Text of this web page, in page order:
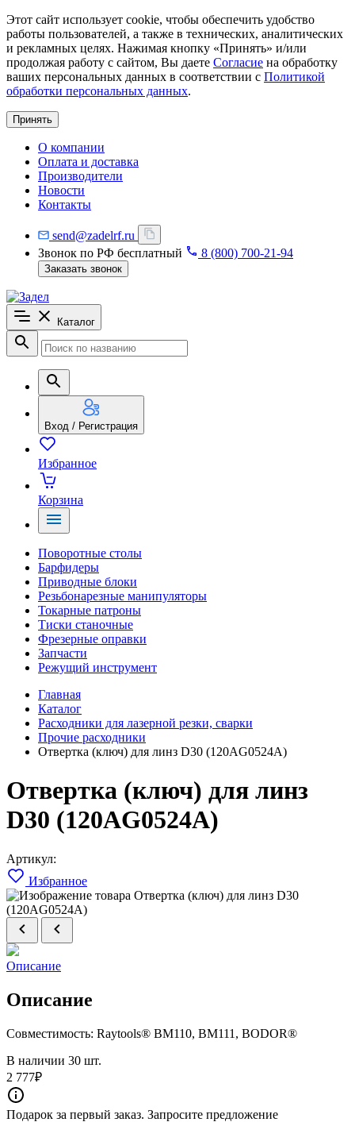
Этот сайт использует cookie, чтобы обеспечить удобство
работы пользователей, а также в технических, аналитических
и рекламных целях. Нажимая кнопку «Принять» и/или
продолжая работу с сайтом, Вы даете Согласие на обработку
ваших персональных данных в соответствии с Политикой
обработки персональных данных.
Принять
О компании
Оплата и доставка
Производители
Новости
Контакты
send@zadelrf.ru
Звонок по РФ бесплатный
8 (800) 700-21-94
Заказать звонок
Каталог
Вход / Регистрация
Избранное
Корзина
Поворотные столы
Барфидеры
Приводные блоки
Резьбонарезные манипуляторы
Токарные патроны
Тиски станочные
Фрезерные оправки
Запчасти
Режущий инструмент
Главная
Каталог
Расходники для лазерной резки, сварки
Прочие расходники
Отвертка (ключ) для линз D30 (120AG0524A)
Отвертка (ключ) для линз
D30 (120AG0524A)
Артикул:
Избранное
Описание
Описание
Совместимость: Raytools® BM110, BM111, BODOR®
В наличии 30 шт.
2 777₽
Подарок за первый заказ. Запросите предложение